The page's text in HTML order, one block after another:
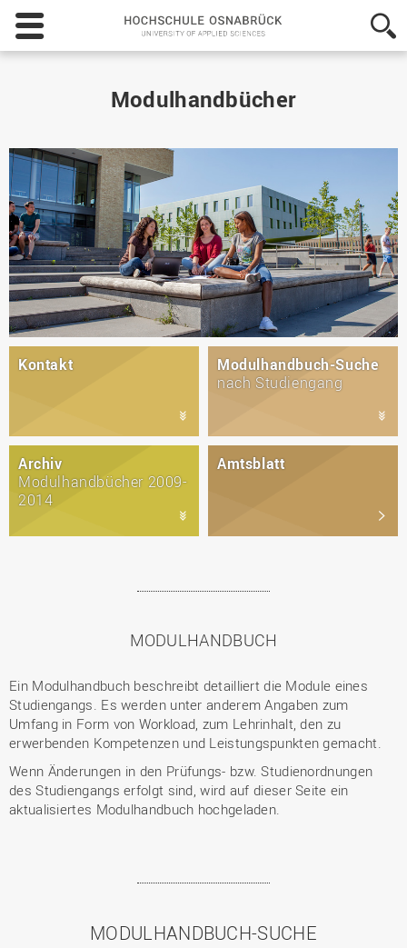
Hochschule
Osnabrück
-
Modulhandbücher
Kontakt
Modulhandbuch-Suche
nach Studiengang
Archiv
Modulhandbücher 2009-
2014
Amtsblatt
MODULHANDBUCH
Ein Modulhandbuch beschreibt detailliert die Module eines
Studiengangs. Es werden unter anderem Angaben zum
Umfang in Form von Workload, zum Lehrinhalt, den zu
erwerbenden Kompetenzen und Leistungspunkten gemacht.
Wenn Änderungen in den Prüfungs- bzw. Studienordnungen
des Studiengangs erfolgt sind, wird auf dieser Seite ein
aktualisiertes Modulhandbuch hochgeladen.
MODULHANDBUCH-SUCHE